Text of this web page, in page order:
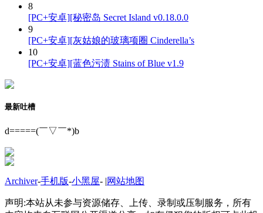
8
[PC+安卓][秘密岛 Secret Island v0.18.0.0
9
[PC+安卓][灰姑娘的玻璃项圈 Cinderella’s
10
[PC+安卓][蓝色污渍 Stains of Blue v1.9
最新吐槽
d=====(￣▽￣*)b
Archiver-手机版-小黑屋- |网站地图
声明:本站从未参与资源储存、上传、录制或压制服务，所有